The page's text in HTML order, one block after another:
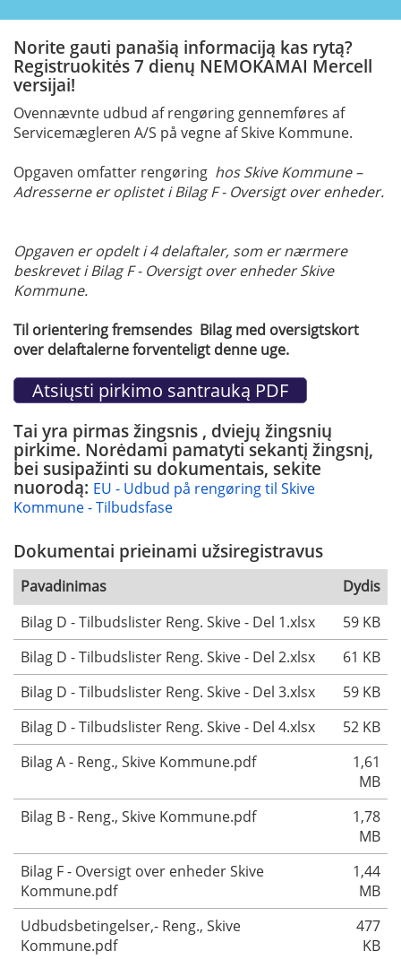
Norite gauti panašią informaciją kas rytą?
Registruokitės 7 dienų NEMOKAMAI Mercell
versijai!
Ovennævnte udbud af rengøring gennemføres af
Servicemægleren A/S på vegne af Skive Kommune.
Opgaven omfatter rengøring hos Skive Kommune –
Adresserne er oplistet i Bilag F - Oversigt over enheder.
Opgaven er opdelt i 4 delaftaler, som er nærmere
beskrevet i Bilag F - Oversigt over enheder Skive
Kommune.
Til orientering fremsendes Bilag med oversigtskort
over delaftalerne forventeligt denne uge.
Tai yra pirmas žingsnis , dviejų žingsnių
pirkime. Norėdami pamatyti sekantį žingsnį,
bei susipažinti su dokumentais, sekite
nuorodą: EU - Udbud på rengøring til Skive
Kommune - Tilbudsfase
Dokumentai prieinami užsiregistravus
Pavadinimas
Dydis
Bilag D - Tilbudslister Reng. Skive - Del 1.xlsx
59 KB
Bilag D - Tilbudslister Reng. Skive - Del 2.xlsx
61 KB
Bilag D - Tilbudslister Reng. Skive - Del 3.xlsx
59 KB
Bilag D - Tilbudslister Reng. Skive - Del 4.xlsx
52 KB
Bilag A - Reng., Skive Kommune.pdf
1,61
MB
Bilag B - Reng., Skive Kommune.pdf
1,78
MB
Bilag F - Oversigt over enheder Skive
Kommune.pdf
1,44
MB
Udbudsbetingelser,- Reng., Skive
Kommune.pdf
477
KB